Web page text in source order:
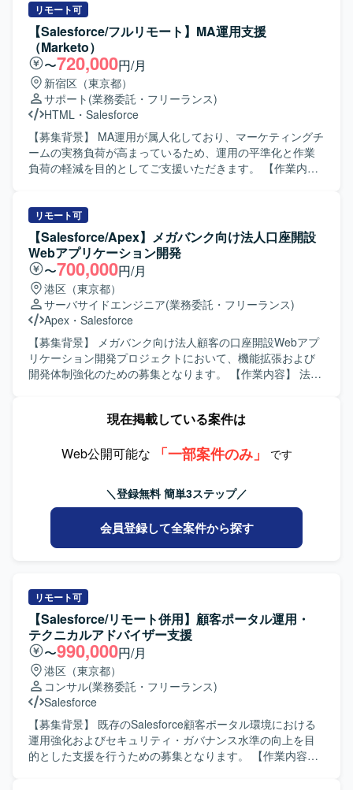
【ポジションの魅力】 ・Salesforceの複数クラウド
（ServiceCloud, SalesCloud, Classic環境など）に関わるこ
とで、幅広い機能・領域の知見を深めていただけます。 ・
顧客折衝から実装まで一貫して対応することで、上流工程
から開発までのスキルをバランスよく高めることができま
す。 ・継続的な保守・改善を通じて、長期的な関係構築と
業務理解を深める経験を積んでいただけます。 【開発環
境】 Salesforce（ServiceCloud, SalesCloud, Classic環
境）、Apex、Visualforce、AccountEngagement（旧
Pardot）などを利用した環境となっております。
う仕組みを構築します。要件定義後半から参画し、設計・
導入、開発、テスト、UAT支援を行っていただきます。
【求める人物像】 顧客との折衝や要件ヒアリングを通じ
て、関係者と円滑に連携できる方を求めています。 【ポジ
ションの魅力】 数百名規模を想定したSalesforce Service
Cloud導入において、要件定義から本番導入まで一貫して携
わることができます。 【開発環境】 Salesforce Sales
Cloud、Salesforce Service Cloudを利用します。
リモート可
【Salesforce/フルリモート】MA運用支援
（Marketo）
〜720,000円/月
新宿区（東京都）
サポート (業務委託・フリーランス)
HTML ・ Salesforce
【募集背景】 MA運用が属人化しており、マーケティングチ
ームの実務負荷が高まっているため、運用の平準化と作業
負荷の軽減を目的としてご支援いただきます。 【作業内
具体的には、メール配信の設定、キャンペーンの設計およ
び設定、リスト操作、プログラムやトークンの実装・調整
など、各種マーケティング施策の実務オペレーションを行
っていただきます。 【求める人物像】 MA運用におけるル
ールやテンプレートを正確に守りながら作業を進められる
方を求めています。細かな確認作業やテスト・チェック対
応を丁寧に行い、安定した品質で運用を継続できる方が望
ましいです。 【ポジションの魅力】 MA運用の実務を通じ
て、マーケティングオートメーション領域の知見を深める
ことができます。属人化している運用の平準化に関わるこ
とで、運用設計や改善提案にも携わる機会があり、マーケ
HTML/CSSで構成されたLPやフォームを取り扱う環境とな
リモート可
【Salesforce/Apex】メガバンク向け法人口座開設
Webアプリケーション開発
〜700,000円/月
港区（東京都）
サーバサイドエンジニア(業務委託・フリーランス)
Apex ・ Salesforce
【募集背景】 メガバンク向け法人顧客の口座開設Webアプ
リケーション開発プロジェクトにおいて、機能拡張および
開発体制強化のための募集となります。 【作業内容】 法人
ApexやAura、もしくはJavaによるWebアプリケーションの
を担当していただきます。6月以降は特に開発作業がメイン
タスクを独力でやり切る主体性をお持ちの方を求めていま
す。周囲とコミュニケーションを取りながら、仕様理解や
設計意図を踏まえて開発を進められる方、金融ドメインに
対しても学習意欲を持って取り組んでいただける方が望ま
と、Salesforceを中心としたクラウドアプリケーション開発
のスキルを同時に習得していただけます。画面開発の比重
が高いため、ユーザー体験を意識した設計・実装の経験を
積むことができ、将来的なフルスタック志向のキャリアに
もつながるポジションです。 【開発環境】 Salesforceを基
盤とした環境で、ApexやAuraなどの機能を用いたWebアプ
リケーション開発を行います。帳票はSVF Cloudを利用し、
アジャイル開発のプラクティスを取り入れた進め方を想定
しています。
現在掲載している案件は
Web公開可能な
「一部案件のみ」 です
＼登録無料 簡単3ステップ／
会員登録して全案件から探す
リモート可
【Salesforce/リモート併用】顧客ポータル運用・
テクニカルアドバイザー支援
〜990,000円/月
港区（東京都）
コンサル(業務委託・フリーランス)
Salesforce
【募集背景】 既存のSalesforce顧客ポータル環境における
運用強化およびセキュリティ・ガバナンス水準の向上を目
的とした支援を行うための募集となります。 【作業内容】